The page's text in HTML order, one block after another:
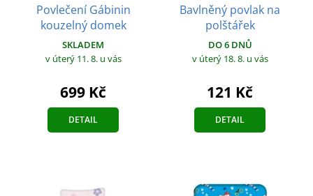
Povlečení Gábinin
kouzelný domek
SKLADEM
v úterý 11. 8. u vás
699 Kč
DETAIL
Bavlněný povlak na
polštářek
DO 6 DNŮ
v úterý 18. 8. u vás
121 Kč
DETAIL